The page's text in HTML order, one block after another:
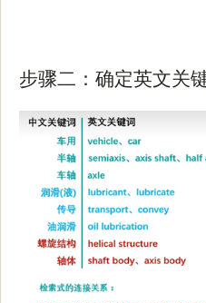
步骤二：确定英文关